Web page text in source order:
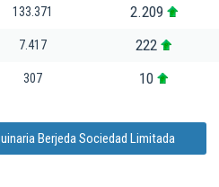
133.371 2.209
7.417 222
307 10
Berjeda Sociedad Limitada